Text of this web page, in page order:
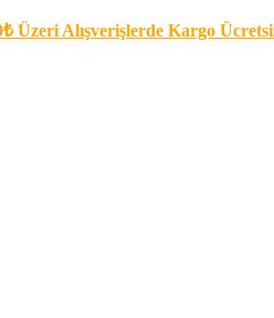
Üzeri Alışverişlerde Kargo